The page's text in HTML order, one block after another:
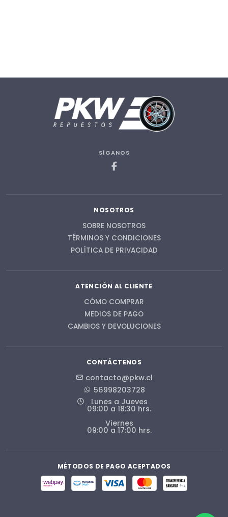
SÍGANOS
NOSOTROS
SOBRE NOSOTROS
TÉRMINOS Y CONDICIONES
POLÍTICA DE PRIVACIDAD
ATENCIÓN AL CLIENTE
CÓMO COMPRAR
MEDIOS DE PAGO
CAMBIOS Y DEVOLUCIONES
CONTÁCTENOS
contacto@pkw.cl
56998203728
Lunes a Jueves
09:00 a 18:30 hrs.
Viernes
09:00 a 17:00 hrs.
MÉTODOS DE PAGO ACEPTADOS